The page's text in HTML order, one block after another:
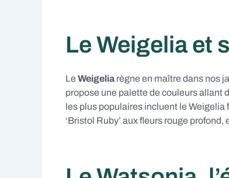
Le Weigelia et
Le Weigelia règne en maître dans nos
propose une palette de couleurs allant
les plus populaires incluent le Weigelia
‘Bristol Ruby’ aux fleurs rouge